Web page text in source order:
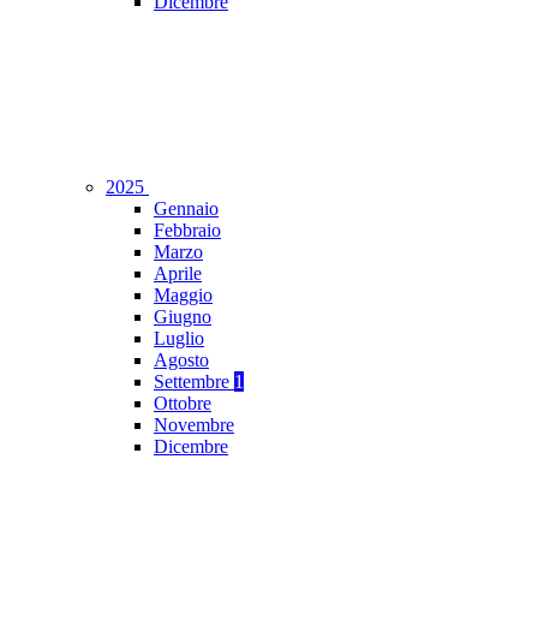
2025
Gennaio
Febbraio
Marzo
Aprile
Maggio
Giugno
Luglio
Agosto
Settembre 1
Ottobre
Novembre
Dicembre